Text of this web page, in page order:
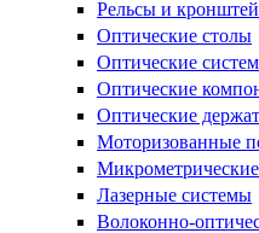
Рельсы и
Оптические столы
Оптические
Оптические
Оптические
Моторизованные
Лазерные системы
Волоконно-